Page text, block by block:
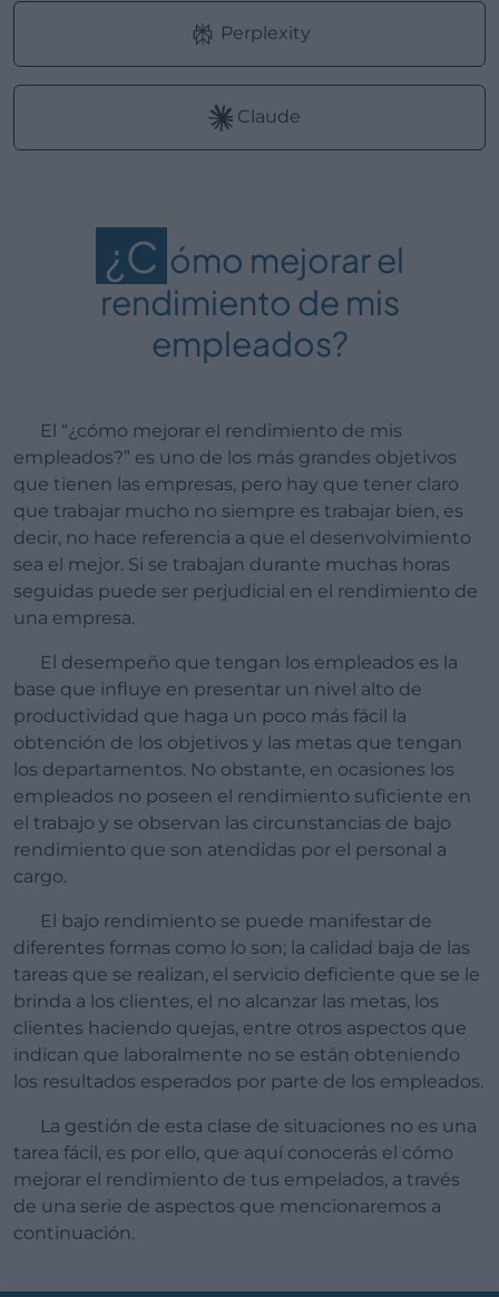
Perplexity
Claude
¿C ómo mejorar el
rendimiento de mis
empleados?
El “¿cómo mejorar el rendimiento de mis
empleados?” es uno de los más grandes objetivos
que tienen las empresas, pero hay que tener claro
que trabajar mucho no siempre es trabajar bien, es
decir, no hace referencia a que el desenvolvimiento
sea el mejor. Si se trabajan durante muchas horas
seguidas puede ser perjudicial en el rendimiento de
una empresa.
El desempeño que tengan los empleados es la
base que influye en presentar un nivel alto de
productividad que haga un poco más fácil la
obtención de los objetivos y las metas que tengan
los departamentos. No obstante, en ocasiones los
empleados no poseen el rendimiento suficiente en
el trabajo y se observan las circunstancias de bajo
rendimiento que son atendidas por el personal a
cargo.
El bajo rendimiento se puede manifestar de
diferentes formas como lo son; la calidad baja de las
tareas que se realizan, el servicio deficiente que se le
brinda a los clientes, el no alcanzar las metas, los
clientes haciendo quejas, entre otros aspectos que
indican que laboralmente no se están obteniendo
los resultados esperados por parte de los empleados.
La gestión de esta clase de situaciones no es una
tarea fácil, es por ello, que aquí conocerás el cómo
mejorar el rendimiento de tus empelados, a través
de una serie de aspectos que mencionaremos a
continuación.